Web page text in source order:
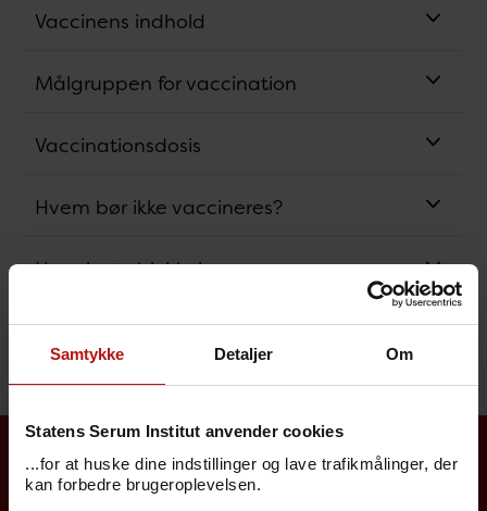
Samtykke Detaljer Om
Statens Serum Institut anvender cookies
...for at huske dine indstillinger og lave trafikmålinger, der
kan forbedre brugeroplevelsen.
Vaccinens indhold
Målgruppen for vaccination
Vaccinationsdosis
Hvem bør ikke vaccineres?
Hyppigste bivirkninger
Beskyttelsesvarighed
Se også...